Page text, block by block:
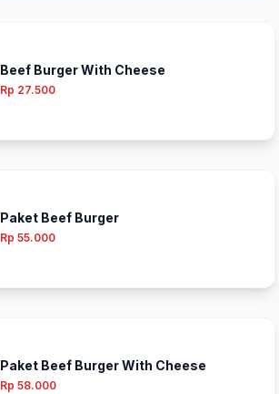
Beef Burger With Cheese
Rp 27.500
Paket Beef Burger
Rp 55.000
Paket Beef Burger With Cheese
Rp 58.000